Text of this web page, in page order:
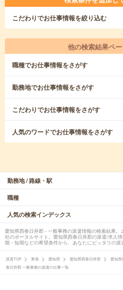
こだわりでお仕事情報を絞り込む
他の検索結果ペ
職種でお仕事情報をさがす
勤務地でお仕事情報をさがす
こだわりでお仕事情報をさがす
人気のワードでお仕事情報をさがす
勤務地 / 路線・駅
職種
人気の検索インデックス
愛知県西春日井郡 - 一般事務の派遣情報の検索結果
社のポータルサイト。愛知県西春日井郡の派遣/求人
期・短期などの希望条件から、あなたにピッタリの派
派遣TOP 東海 愛知県 愛知県西春日井郡 愛知県
春日井郡 一般事務の派遣の仕事一覧